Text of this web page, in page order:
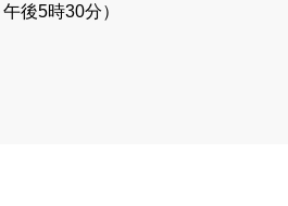
後5時30分）